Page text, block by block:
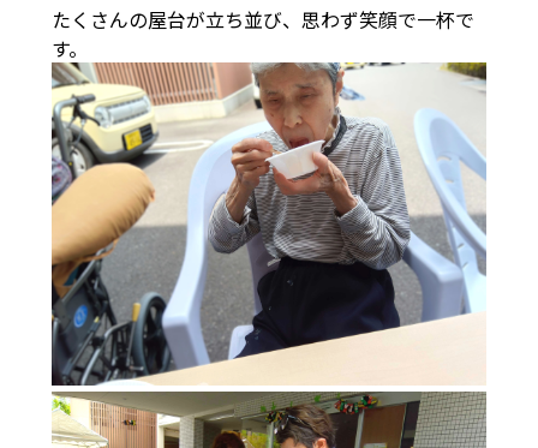
たくさんの屋台が立ち並び、思わず笑顔で一杯で
す。